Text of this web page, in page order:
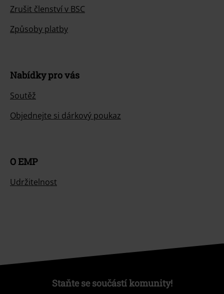
Zrušit členství v BSC
Způsoby platby
Nabídky pro vás
Soutěž
Objednejte si dárkový poukaz
O EMP
Udržitelnost
Staňte se součástí komunity!